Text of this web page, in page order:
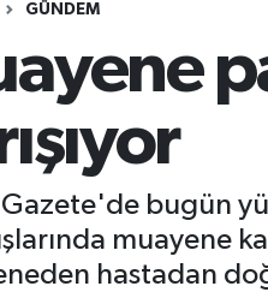
GÜNDEM
Gazete'de bugün
muayene
hastadan
ve Fikstür